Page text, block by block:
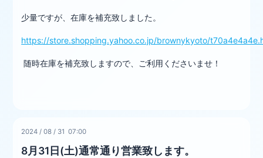
少量ですが、在庫を補充致しました。
https://store.shopping.yahoo.co.jp/brownykyoto/
随時在庫を補充致しますので、ご利用くださいませ！
2024 /08 / 31 07:00
8月31日(土)通常通り営業致します。